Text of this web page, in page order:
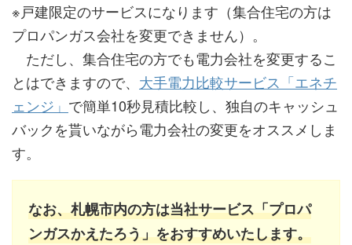
※戸建限定のサービスになります（集合住宅の方は
プロパンガス会社を変更できません）。
ただし、集合住宅の方でも電力会社を変更するこ
とはできますので、 大手電力比較サービス「エネチ
ェンジ」 で簡単10秒見積比較し、独自のキャッシュ
バックを貰いながら電力会社の変更をオススメしま
す。
なお、札幌市内の方は当社サービス「プロパ
ンガスかえたろう」をおすすめいたします。